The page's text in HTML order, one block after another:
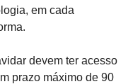
em cada
devem ter acesso
prazo máximo de 90